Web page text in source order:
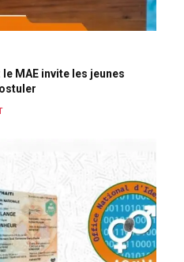
le MAE invite les jeunes